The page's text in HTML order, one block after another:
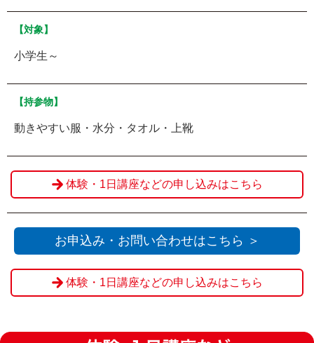
【対象】
小学生～
【持参物】
動きやすい服・水分・タオル・上靴
体験・1日講座などの申し込みはこちら
お申込み・お問い合わせはこちら ＞
体験・1日講座などの申し込みはこちら